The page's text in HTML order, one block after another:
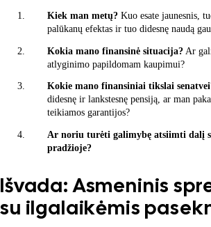
Kiek man metų? Kuo esate jaunesnis,
palūkanų efektas ir tuo didesnę naudą
Kokia mano finansinė situacija? Ar
atlyginimo papildomam kaupimui?
Kokie mano finansiniai tikslai
didesnę ir lankstesnę pensiją, ar man
teikiamos garantijos?
Ar noriu turėti galimybę atsiimti dalį
pradžioje?
Išvada: Asmeninis
su ilgalaikėmis